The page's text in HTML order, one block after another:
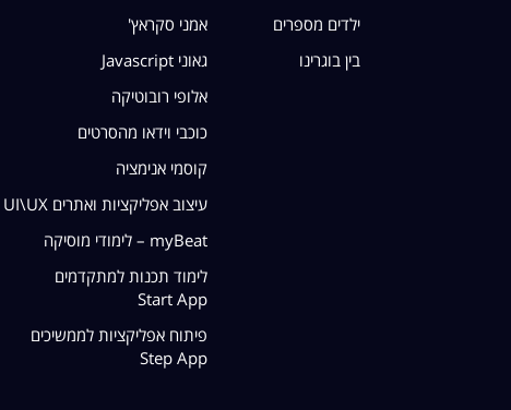
ילדים מספרים
בין בוגרינו
אמני סקראץ'
גאוני Javascript
אלופי רובוטיקה
כוכבי וידאו מהסרטים
קוסמי אנימציה
עיצוב אפליקציות ואתרים UI\UX
myBeat – לימודי מוסיקה
לימוד תכנות למתקדמים
Start App
פיתוח אפליקציות לממשיכים
Step App